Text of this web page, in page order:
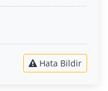
Hata Bildir